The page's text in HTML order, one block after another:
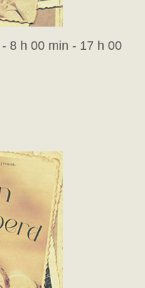
8 h 00 min - 17 h 00